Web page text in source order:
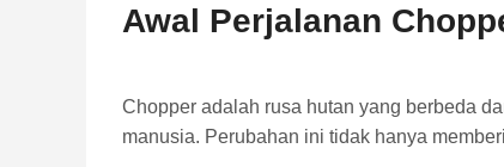
Awal Perjalanan
Chopper adalah rusa hutan yang berbeda
manusia. Perubahan ini tidak hanya